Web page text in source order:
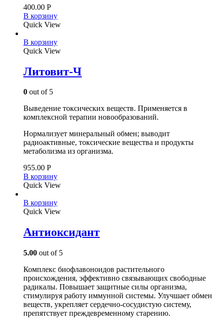
400.00 Р
В корзину
Quick View
В корзину
Quick View
Литовит-Ч
0 out of 5
Выведение токсических веществ. Применяется в
комплексной терапии новообразований.
Нормализует минеральный обмен; выводит
радиоактивные, токсические вещества и продукты
метаболизма из организма.
955.00 Р
В корзину
Quick View
В корзину
Quick View
Антиоксидант
5.00 out of 5
Комплекс биофлавоноидов растительного
происхождения, эффективно связывающих свободные
радикалы. Повышает защитные силы организма,
стимулируя работу иммунной системы. Улучшает обмен
веществ, укрепляет сердечно-сосудистую систему,
препятствует преждевременному старению.